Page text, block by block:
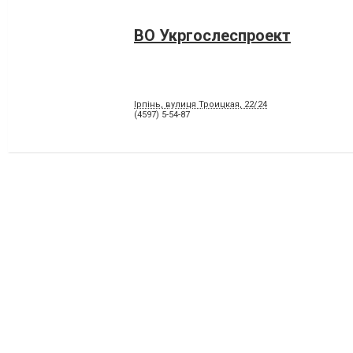
ВО Укргослеспроект
Ірпінь, вулиця Троицкая, 22/24
(4597) 5-54-87